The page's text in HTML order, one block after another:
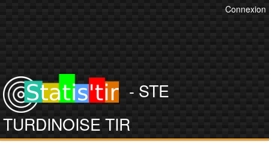
Connexion
- STE
TURDINOISE TIR